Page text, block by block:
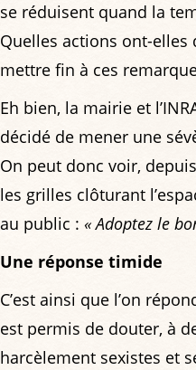
se réduisent quand la
Quelles actions ont-elles
mettre fin à ces
Eh bien, la mairie et
décidé de mener une
On peut donc voir,
les grilles clôturant
au public : « Adoptez le
Une réponse timide
C’est ainsi que l’on
est permis de douter, à
harcèlement sexistes et